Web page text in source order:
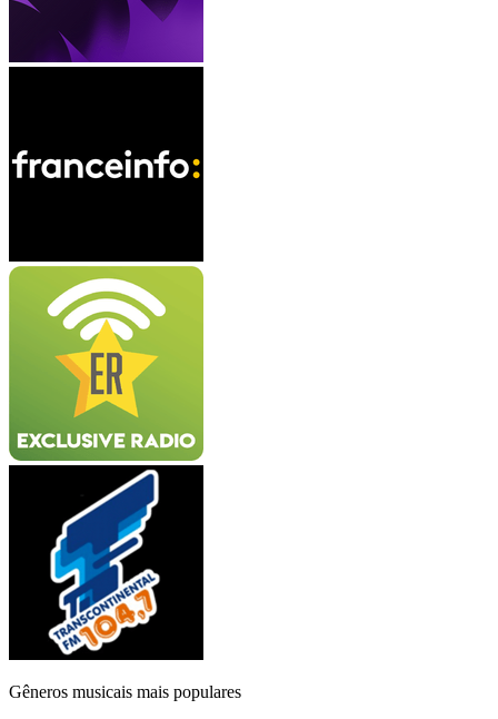
Gêneros musicais mais populares